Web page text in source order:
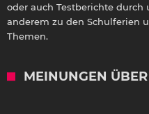
oder auch Testberichte
anderem zu den Schulferien
Themen.
MEINUNGEN